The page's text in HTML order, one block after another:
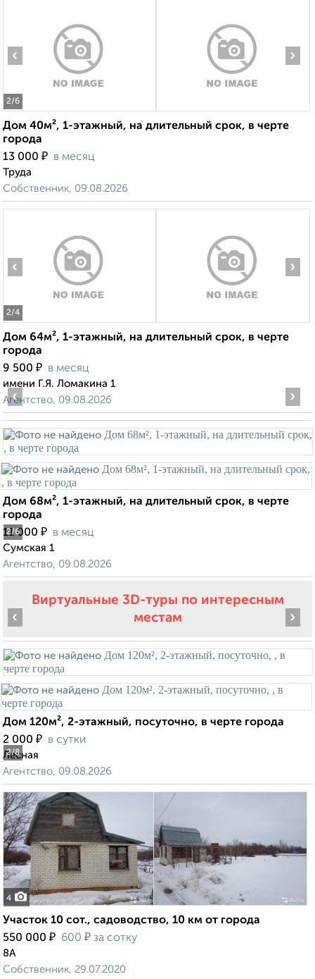
2/6
‹ ›
Дом 40м², 1-этажный, на длительный срок, в черте
города
13 000 ₽ в месяц
Труда
Собственник, 09.08.2026
2/4
‹ ›
Дом 64м², 1-этажный, на длительный срок, в черте
города
9 500 ₽ в месяц
имени Г.Я. Ломакина 1
Агентство, 09.08.2026
2/6
‹ ›
Дом 68м², 1-этажный, на длительный срок, в черте
города
11 000 ₽ в месяц
Сумская 1
Агентство, 09.08.2026
Виртуальные 3D-туры по интересным
местам
2/8
‹ ›
Дом 120м², 2-этажный, посуточно, в черте города
2 000 ₽ в сутки
Лесная
Агентство, 09.08.2026
4
Участок 10 сот., садоводство, 10 км от города
550 000 ₽ 600 ₽ за сотку
8А
Собственник, 29.07.2020